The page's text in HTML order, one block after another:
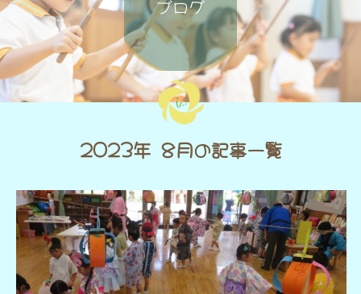
ブログ
2023年 8月の記事一覧